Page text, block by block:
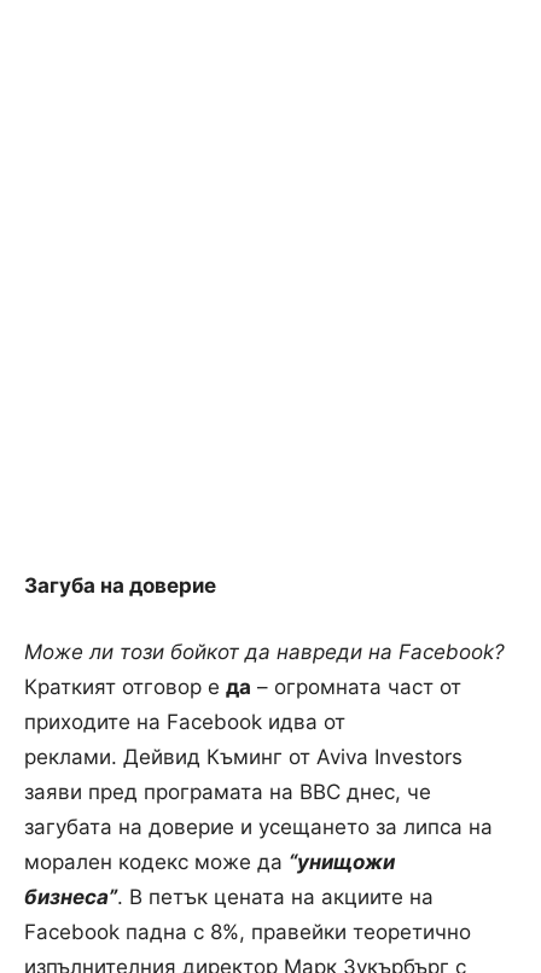
Загуба на доверие
Може ли този бойкот да навреди на Facebook?
Краткият отговор е да – огромната част от
приходите на Facebook идва от
реклами. Дейвид Къминг от Aviva Investors
заяви пред програмата на BBC днес, че
загубата на доверие и усещането за липса на
морален кодекс може да “унищожи
бизнеса”. В петък цената на акциите на
Facebook падна с 8%, правейки теоретично
изпълнителния директор Марк Зукърбърг с